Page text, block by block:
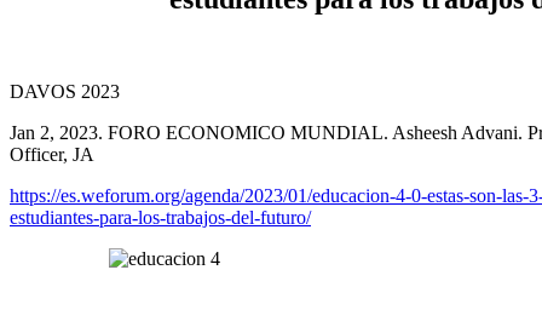
DAVOS 2023
Jan 2, 2023. FORO ECONOMICO MUNDIAL. Asheesh Advani.
Officer, JA
https://es.weforum.org/agenda/2023/01/educacion-4-0-estas-son-las-
estudiantes-para-los-trabajos-del-futuro/